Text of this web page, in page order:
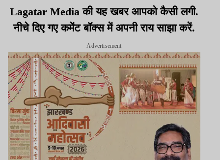
करे, तो टैरिफ में 25 फीसदी की
छूट
Lagatar Media की यह खबर आपको कैसी लगी.
नीचे दिए गए कमेंट बॉक्स में अपनी राय साझा करें.
Advertisement